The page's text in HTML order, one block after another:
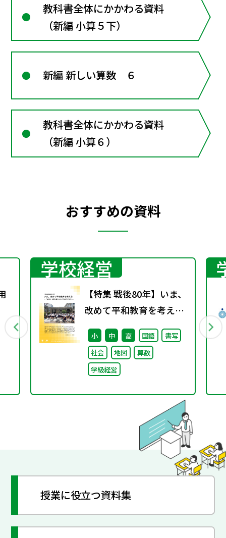
教科書全体にかかわる資料
（新編 小算５下）
新編 新しい算数 ６
教科書全体にかかわる資料
（新編 小算６）
おすすめの資料
学校経営
【特集 戦後80年】いま、
改めて平和教育を考え
る〜「あの日」を語り継
ぐ本川小学校の子どもた
ち〜
小 中 高 国語
書写
社会
地図
算数
学級経営
授業に役立つ資料集